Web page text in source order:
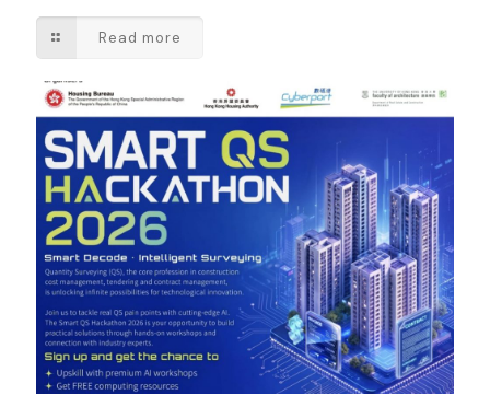
Read more